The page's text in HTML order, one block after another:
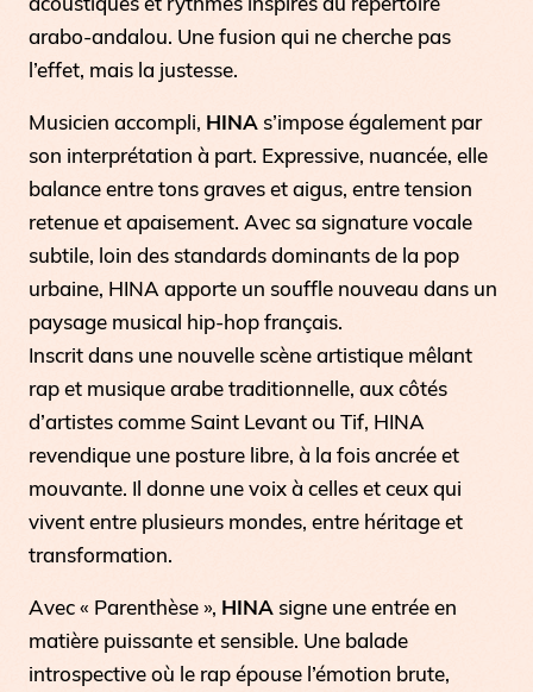
arabo-andalou. Une fusion qui ne cherche pas
l’effet, mais la justesse.
Musicien accompli, HINA s’impose également par
son interprétation à part. Expressive, nuancée, elle
balance entre tons graves et aigus, entre tension
retenue et apaisement. Avec sa signature vocale
subtile, loin des standards dominants de la pop
urbaine, HINA apporte un souffle nouveau dans un
paysage musical hip-hop français.
Inscrit dans une nouvelle scène artistique mêlant
rap et musique arabe traditionnelle, aux côtés
d’artistes comme Saint Levant ou Tif, HINA
revendique une posture libre, à la fois ancrée et
mouvante. Il donne une voix à celles et ceux qui
vivent entre plusieurs mondes, entre héritage et
transformation.
Avec « Parenthèse», HINA signe une entrée en
matière puissante et sensible. Une balade
introspective où le rap épouse l’émotion brute,